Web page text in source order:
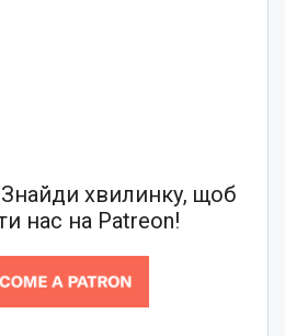
хвилинку, щоб
нас на Patreon!